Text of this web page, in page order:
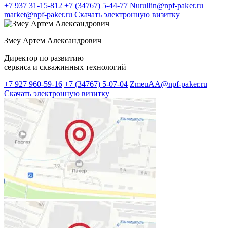
+7 937 31-15-812 +7 (34767) 5-44-77 Nurullin@npf-paker.ru
market@npf-paker.ru Скачать электронную визитку
Змеу Артем Александрович
Директор по развитию
сервиса и скважинных технологий
+7 927 960-59-16 +7 (34767) 5-07-04 ZmeuAA@npf-paker.ru
Скачать электронную визитку